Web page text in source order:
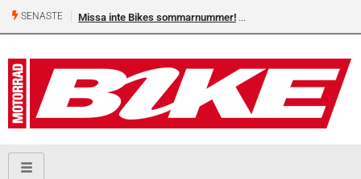
SENASTE Missa inte Bikes sommarnummer!